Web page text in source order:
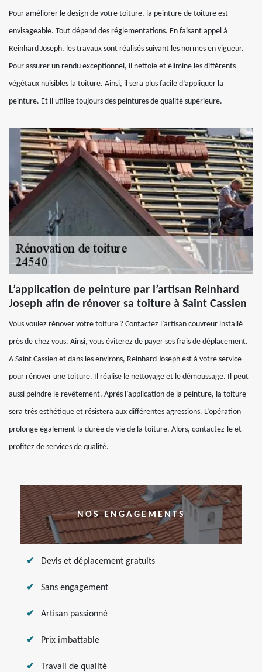
Pour améliorer le design de votre toiture, la peinture de toiture est
envisageable. Tout dépend des réglementations. En faisant appel à
Reinhard Joseph, les travaux sont réalisés suivant les normes en vigueur.
Pour assurer un rendu exceptionnel, il nettoie et élimine les différents
végétaux nuisibles la toiture. Ainsi, il sera plus facile d’appliquer la
peinture. Et il utilise toujours des peintures de qualité supérieure.
L’application de peinture par l’artisan Reinhard
Joseph afin de rénover sa toiture à Saint Cassien
Vous voulez rénover votre toiture ? Contactez l’artisan couvreur installé
près de chez vous. Ainsi, vous éviterez de payer ses frais de déplacement.
A Saint Cassien et dans les environs, Reinhard Joseph est à votre service
pour rénover une toiture. Il réalise le nettoyage et le démoussage. Il peut
aussi peindre le revêtement. Après l’application de la peinture, la toiture
sera très esthétique et résistera aux différentes agressions. L’opération
prolonge également la durée de vie de la toiture. Alors, contactez-le et
profitez de services de qualité.
NOS ENGAGEMENTS
Devis et déplacement gratuits
Sans engagement
Artisan passionné
Prix imbattable
Travail de qualité